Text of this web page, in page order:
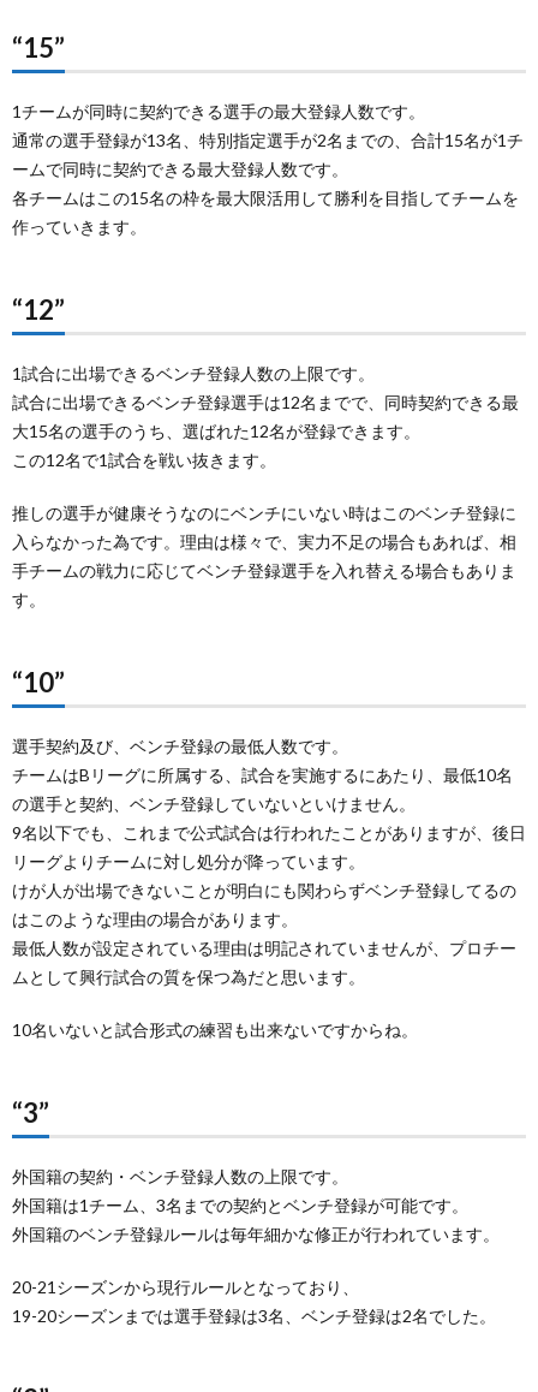
“15”
1チームが同時に契約できる選手の最大登録人数です。
通常の選手登録が13名、特別指定選手が2名までの、合計15名が1チ
ームで同時に契約できる最大登録人数です。
各チームはこの15名の枠を最大限活用して勝利を目指してチームを
作っていきます。
“12”
1試合に出場できるベンチ登録人数の上限です。
試合に出場できるベンチ登録選手は12名までで、同時契約できる最
大15名の選手のうち、選ばれた12名が登録できます。
この12名で1試合を戦い抜きます。
推しの選手が健康そうなのにベンチにいない時はこのベンチ登録に
入らなかった為です。理由は様々で、実力不足の場合もあれば、相
手チームの戦力に応じてベンチ登録選手を入れ替える場合もありま
す。
“10”
選手契約及び、ベンチ登録の最低人数です。
チームはBリーグに所属する、試合を実施するにあたり、最低10名
の選手と契約、ベンチ登録していないといけません。
9名以下でも、これまで公式試合は行われたことがありますが、後日
リーグよりチームに対し処分が降っています。
けが人が出場できないことが明白にも関わらずベンチ登録してるの
はこのような理由の場合があります。
最低人数が設定されている理由は明記されていませんが、プロチー
ムとして興行試合の質を保つ為だと思います。
10名いないと試合形式の練習も出来ないですからね。
“3”
外国籍の契約・ベンチ登録人数の上限です。
外国籍は1チーム、3名までの契約とベンチ登録が可能です。
外国籍のベンチ登録ルールは毎年細かな修正が行われています。
20-21シーズンから現行ルールとなっており、
19-20シーズンまでは選手登録は3名、ベンチ登録は2名でした。